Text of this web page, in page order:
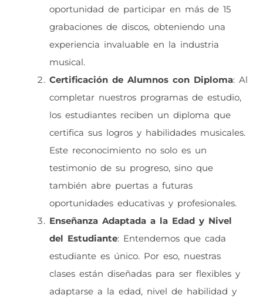
oportunidad de participar en más de 15
grabaciones de discos, obteniendo una
experiencia invaluable en la industria
musical.
Certificación de Alumnos con Diploma: Al
completar nuestros programas de estudio,
los estudiantes reciben un diploma que
certifica sus logros y habilidades musicales.
Este reconocimiento no solo es un
testimonio de su progreso, sino que
también abre puertas a futuras
oportunidades educativas y profesionales.
Enseñanza Adaptada a la Edad y Nivel
del Estudiante: Entendemos que cada
estudiante es único. Por eso, nuestras
clases están diseñadas para ser flexibles y
adaptarse a la edad, nivel de habilidad y